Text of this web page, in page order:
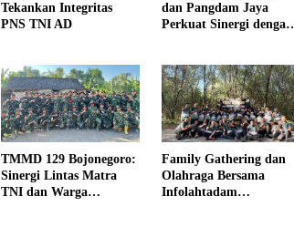
Tekankan Integritas
PNS TNI AD
dan Pangdam Jaya
Perkuat Sinergi dengan
TMMD 129 Bojonegoro:
Sinergi Lintas Matra
TNI dan Warga
Family Gathering dan
Olahraga Bersama
Infolahtadam